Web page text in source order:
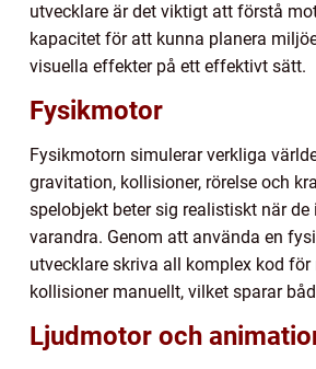
utvecklare är det viktigt att förstå
kapacitet för att kunna planera
visuella effekter på ett effektivt sätt.
Fysikmotor
Fysikmotorn simulerar verkliga
gravitation, kollisioner, rörelse och
spelobjekt beter sig realistiskt när de
varandra. Genom att använda en
utvecklare skriva all komplex kod för
kollisioner manuellt, vilket sparar
Ljudmotor och